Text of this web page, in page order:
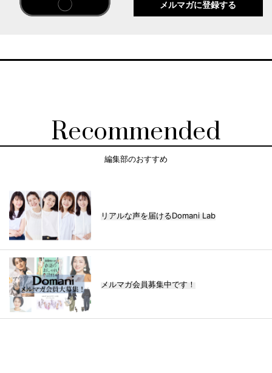
メルマガに登録する
Recommended
編集部のおすすめ
リアルな声を届けるDomani Lab
メルマガ会員募集中です！